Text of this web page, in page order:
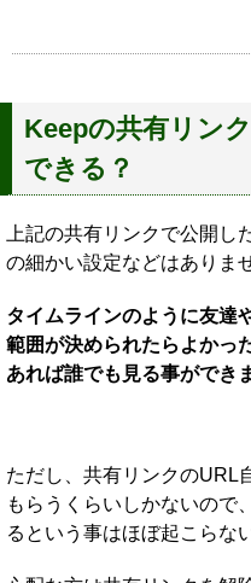
Keepの共有リン
できる？
上記の共有リンクで公開し
の細かい設定などはありま
タイムラインのように友達
範囲が決められたらよかっ
あれば誰でも見る事ができ
ただし、共有リンクのURL
もらうくらいしかないので
るという事はほぼ起こらな